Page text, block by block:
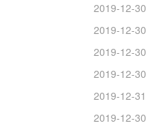
2019-12-30
2019-12-30
2019-12-30
2019-12-30
2019-12-31
2019-12-30